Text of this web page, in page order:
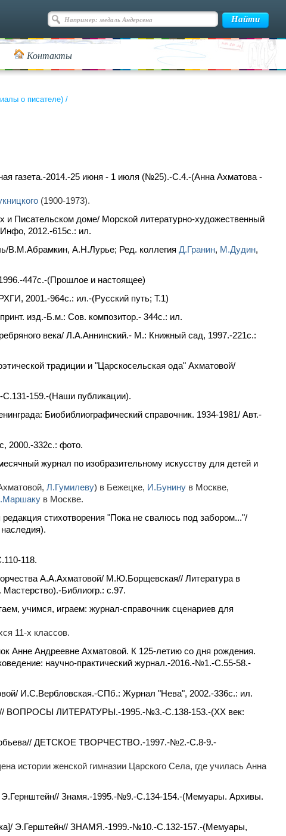
Контакты
о писателе) /
газета.-2014.-25 июня - 1 июля (№25).-С.4.-(Анна Ахматова -
(1900-1973).
Писательском доме/ Морской литературно-художественный
2012.-615c.: ил.
В.М.Абрамкин, А.Н.Лурье; Ред. коллегия Д.Гранин, М.Дудин,
447c.-(Прошлое и настоящее)
2001.-964c.: ил.-(Русский путь; Т.1)
изд.-Б.м.: Сов. композитор.- 344c.: ил.
века/ Л.А.Аннинский.- М.: Книжный сад, 1997.-221c.:
традиции и "Царскосельская ода" Ахматовой/
159.-(Наши публикации).
Биобиблиографический справочник. 1934-1981/ Авт.-
2000.-332c.: фото.
журнал по изобразительному искусству для детей и
Л.Гумилеву) в Бежецке, И.Бунинув Москве,
в Москве.
стихотворения "Пока не свалюсь под забором..."/
118.
А.А.Ахматовой/ М.Ю.Борщевская// Литература в
Библиогр.: с.97.
учимся, играем: журнал-справочник сценариев для
11-х классов.
Анне Андреевне Ахматовой. К 125-летию со дня рождения.
научно-практический журнал.-2016.-№1.-С.55-58.-
И.С.Вербловская.-СПб.: Журнал "Нева", 2002.-336c.: ил.
ВОПРОСЫ ЛИТЕРАТУРЫ.-1995.-№3.-С.138-153.-(XX век:
ДЕТСКОЕ ТВОРЧЕСТВО.-1997.-№2.-С.8-9.-
истории женской гимназии Царского Села, где училась Анна
Знамя.-1995.-№9.-С.134-154.-(Мемуары. Архивы.
Э.Герштейн// ЗНАМЯ.-1999.-№10.-С.132-157.-(Мемуары,